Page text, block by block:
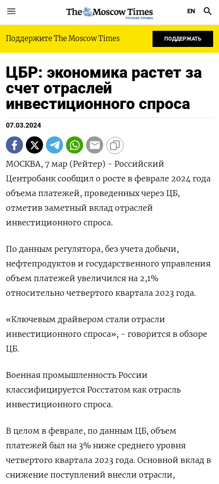
РУССКАЯ СЛУЖБА
EN
Поддержите The Moscow Times ПОДДЕРЖАТЬ
ЦБР: экономика растет за
счет отраслей
инвестиционного спроса
07.03.2024
МОСКВА, 7 мар (Рейтер) - Российский
Центробанк сообщил о росте в феврале 2024 года
объема платежей, проведенных через ЦБ,
отметив заметный вклад отраслей
инвестиционного спроса.
По данным регулятора, без учета добычи,
нефтепродуктов и государственного управления
объем платежей увеличился на 2,1%
относительно четвертого квартала 2023 года.
«Ключевым драйвером стали отрасли
инвестиционного спроса», - говорится в обзоре
ЦБ.
Военная промышленность России
классифицируется Росстатом как отрасль
инвестиционного спроса.
В целом в феврале, по данным ЦБ, объем
платежей был на 3% ниже среднего уровня
четвертого квартала 2023 года. Основной вклад в
снижение поступлений внесли отрасли,